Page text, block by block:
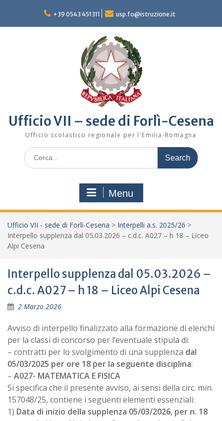
content
+39 0543 451311 usp.fo@istruzione.it
Ufficio VII – sede di Forlì-Cesena
Ufficio scolastico regionale per l'Emilia-Romagna
Search
for:
Menu
Ufficio VII - sede di Forlì-Cesena > Interpelli a.s. 2025/26 >
Interpello supplenza dal 05.03.2026 – c.d.c. A027 – h 18 – Liceo
Alpi Cesena
Interpello supplenza dal 05.03.2026 –
c.d.c. A027 – h 18 – Liceo Alpi Cesena
2 Marzo 2026
Avviso di interpello finalizzato alla formazione di elenchi
per la classi di concorso per l’eventuale stipula di:
– contratti per lo svolgimento di una supplenza dal
05/03/2025 per ore 18 per la seguente disciplina:
– A027- MATEMATICA E FISICA
Si specifica che il presente avviso, ai sensi della circ. min.
157048/25, contiene i seguenti elementi essenziali:
1) Data di inizio della supplenza 05/03/2026, per n. 18